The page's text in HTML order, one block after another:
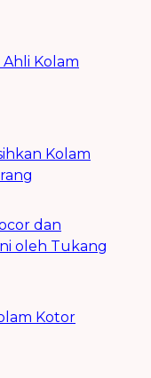
Kolam
Kolam
dan
oleh Tukang
Kotor